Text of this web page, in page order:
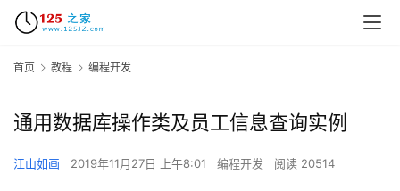
首页 教程 编程开发
通用数据库操作类及员工信息查询实例
江山如画 2019年11月27日 上午8:01 编程开发 阅读 20514